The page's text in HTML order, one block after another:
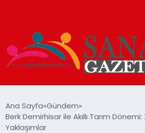
TEKNOLOJI
Ana Sayfa Gündem
Berk Demirhisar ile Akıllı Tarım
Yaklaşımlar